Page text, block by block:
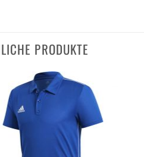
PRODUKTE